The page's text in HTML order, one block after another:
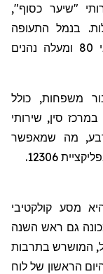
"שיער כסוף",
בנמל התעופה
בצפון סין, למשל, נוסעים בני 80 ומעלה נהנים
משפחות, כולל
במרכז סין, שירותי
מה שמאפשר
12306.
מסע קולקטיבי
גם ראש השנה
המושרש בתרבות
הראשון של לוח